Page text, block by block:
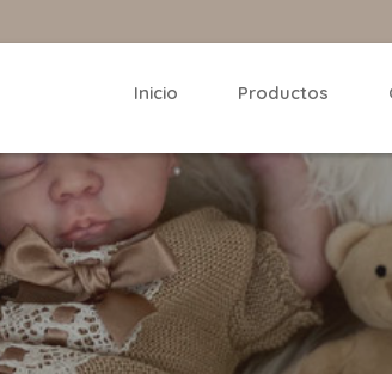
Inicio Productos